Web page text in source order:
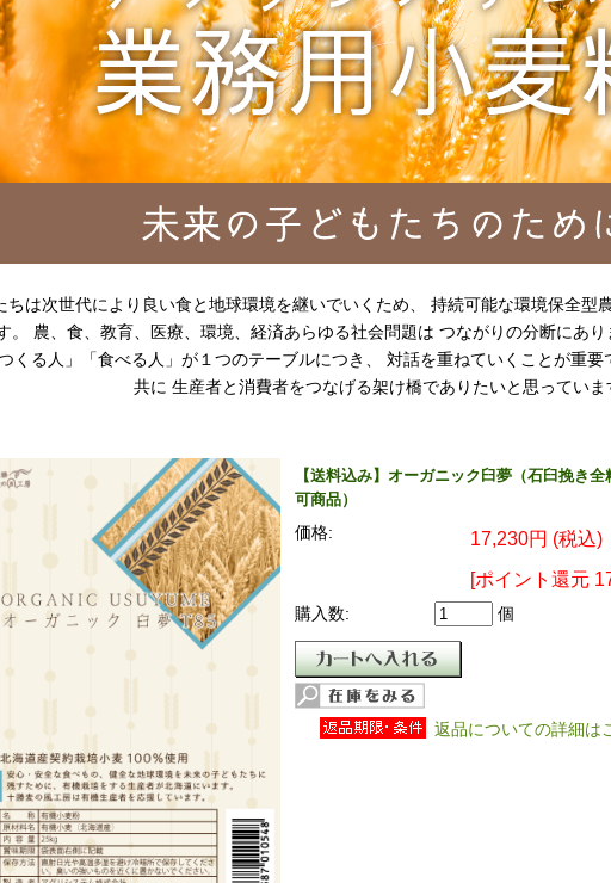
ちは次世代により良い食と地球環境を継いでいくため、 持続可能な環境保全型
。 農、食、教育、医療、環境、経済あらゆる社会問題は つながりの分断にあり
くる人」「食べる人」が１つのテーブルにつき、 対話を重ねていくことが重要
共に 生産者と消費者をつなげる架け橋でありたいと思っていま
【送料込み】オーガニック臼夢（石臼挽き
可商品）
価格:
17,230円 (税込)
[ポイント還元
購入数: 個
返品についての詳細は